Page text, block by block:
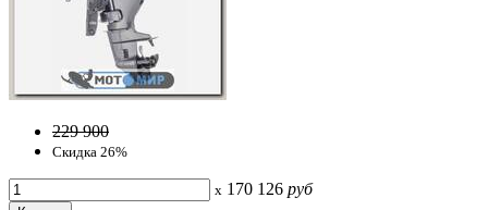
229 900
Скидка 26%
x 170 126 руб